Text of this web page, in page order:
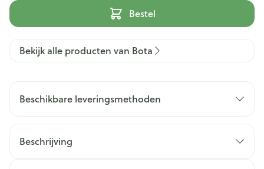
Bestel
Bekijk alle producten van Bota
Beschikbare leveringsmethoden
Beschrijving